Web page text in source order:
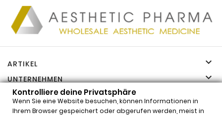
ARTIKEL 
UNTERNEHMEN 
IHR KONTO
INFORMATIONEN 
Kontrolliere deine Privatsphäre
Wenn Sie eine Website besuchen, können Informationen in
Ihrem Browser gespeichert oder abgerufen werden, meist in